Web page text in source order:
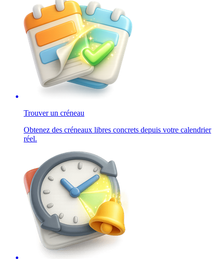
Trouver un créneau
Obtenez des créneaux libres concrets depuis votre calendrier
réel.